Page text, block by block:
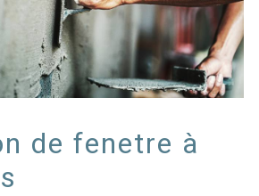
de fenetre à